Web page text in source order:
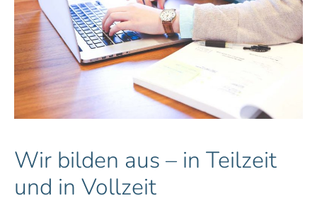
Wir bilden aus – in Teilzeit
und in Vollzeit